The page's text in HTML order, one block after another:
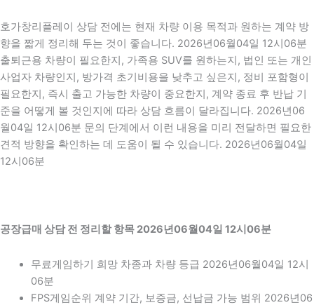
호가창리플레이 상담 전에는 현재 차량 이용 목적과 원하는 계약 방
향을 짧게 정리해 두는 것이 좋습니다. 2026년06월04일 12시06분
출퇴근용 차량이 필요한지, 가족용 SUV를 원하는지, 법인 또는 개인
사업자 차량인지, 방가격 초기비용을 낮추고 싶은지, 정비 포함형이
필요한지, 즉시 출고 가능한 차량이 중요한지, 계약 종료 후 반납 기
준을 어떻게 볼 것인지에 따라 상담 흐름이 달라집니다. 2026년06
월04일 12시06분 문의 단계에서 이런 내용을 미리 전달하면 필요한
견적 방향을 확인하는 데 도움이 될 수 있습니다. 2026년06월04일
12시06분
공장급매 상담 전 정리할 항목 2026년06월04일 12시06분
무료게임하기 희망 차종과 차량 등급 2026년06월04일 12시
06분
FPS게임순위 계약 기간, 보증금, 선납금 가능 범위 2026년06